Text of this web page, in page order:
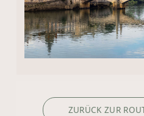
ZURÜCK ZUR